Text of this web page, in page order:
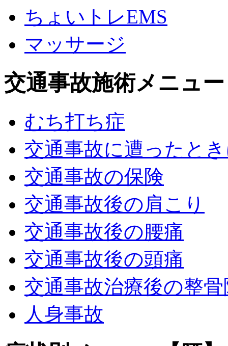
ちょいトレEMS
マッサージ
交通事故施術メニュー
むち打ち症
交通事故に遭ったと
交通事故の保険
交通事故後の肩こり
交通事故後の腰痛
交通事故後の頭痛
交通事故治療後の整
人身事故